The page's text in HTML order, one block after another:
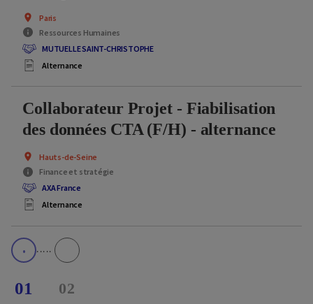
Paris
Ressources Humaines
MUTUELLE SAINT-CHRISTOPHE
Alternance
Collaborateur Projet - Fiabilisation
des données CTA (F/H) - alternance
Hauts-de-Seine
Finance et stratégie
AXA France
Alternance
01 02